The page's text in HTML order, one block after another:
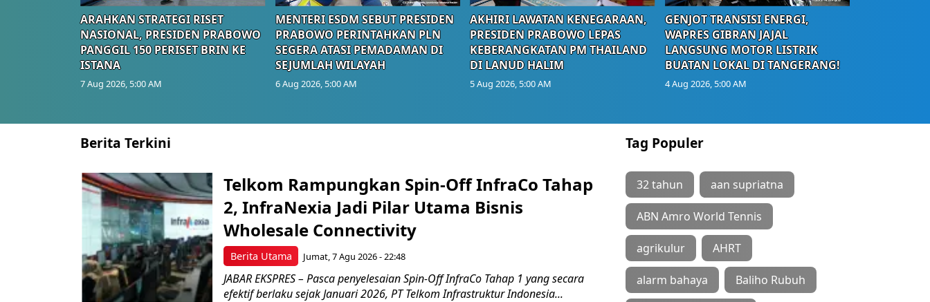
ARAHKAN STRATEGI RISET
NASIONAL, PRESIDEN PRABOWO
PANGGIL 150 PERISET BRIN KE
ISTANA
7 Aug 2026, 5:00 AM
MENTERI ESDM SEBUT PRESIDEN
PRABOWO PERINTAHKAN PLN
SEGERA ATASI PEMADAMAN DI
SEJUMLAH WILAYAH
6 Aug 2026, 5:00 AM
AKHIRI LAWATAN KENEGARAAN,
PRESIDEN PRABOWO LEPAS
KEBERANGKATAN PM THAILAND
DI LANUD HALIM
5 Aug 2026, 5:00 AM
GENJOT TRANSISI ENERGI,
WAPRES GIBRAN JAJAL
LANGSUNG MOTOR LISTRIK
BUATAN LOKAL DI TANGERANG!
4 Aug 2026, 5:00 AM
Berita Terkini
Berita Utama
Telkom Rampungkan Spin-Off InfraCo Tahap
2, InfraNexia Jadi Pilar Utama Bisnis
Wholesale Connectivity
Jumat, 7 Agu 2026 - 22:48
JABAR EKSPRES – Pasca penyelesaian Spin-Off InfraCo Tahap 1 yang secara
efektif berlaku sejak Januari 2026, PT Telkom Infrastruktur Indonesia...
Tag Populer
32 tahun aan supriatna
ABN Amro World Tennis
agrikulur AHRT
alarm bahaya Baliho Rubuh